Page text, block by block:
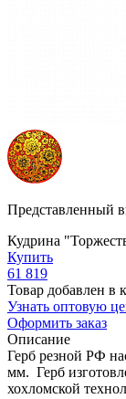
Представленный
Кудрина
Купить
61 819
Товар добавлен в
Узнать оптовую
Оформить заказ
Описание
Герб резной РФ
мм. Герб
хохломской